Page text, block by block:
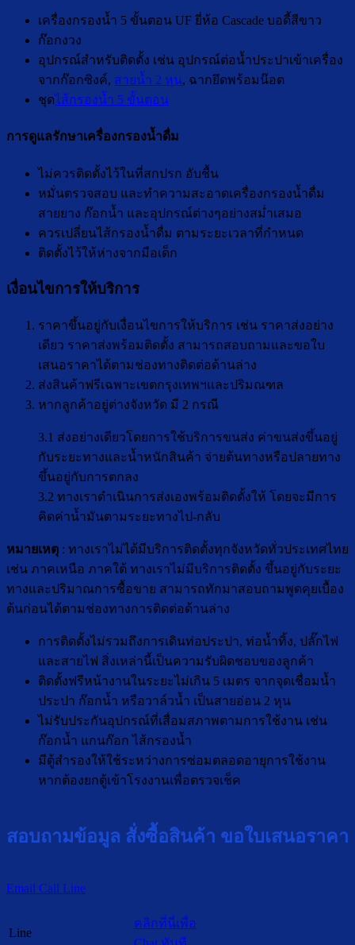
เครื่องกรองน้ำ 5 ขั้นตอน UF ยี่ห้อ Cascade บอดี้สีขาว
ก๊อกงวง
อุปกรณ์สำหรับติดตั้ง เช่น อุปกรณ์ต่อน้ำประปาเข้าเครื่อง
จากก๊อกซิงค์, สายน้ำ 2 หุน, ฉากยึดพร้อมน๊อต
ชุดไส้กรองน้ำ 5 ขั้นตอน
การดูแลรักษาเครื่องกรองน้ำดื่ม
ไม่ควรติดตั้งไว้ในที่สกปรก อับชื้น
หมั่นตรวจสอบ และทำความสะอาดเครื่องกรองน้ำดื่ม
สายยาง ก๊อกน้ำ และอุปกรณ์ต่างๆอย่างสม่ำเสมอ
ควรเปลี่ยนไส้กรองน้ำดื่ม ตามระยะเวลาที่กำหนด
ติดตั้งไว้ให้ห่างจากมือเด็ก
เงื่อนไขการให้บริการ
ราคาขึ้นอยู่กับเงื่อนไขการให้บริการ เช่น ราคาส่งอย่าง
เดียว ราคาส่งพร้อมติดตั้ง สามารถสอบถามและขอใบ
เสนอราคาได้ตามช่องทางติดต่อด้านล่าง
ส่งสินค้าฟรีเฉพาะเขตกรุงเทพฯและปริมณฑล
หากลูกค้าอยู่ต่างจังหวัด มี 2 กรณี
3.1 ส่งอย่างเดียวโดยการใช้บริการขนส่ง ค่าขนส่งขึ้นอยู่
กับระยะทางและน้ำหนักสินค้า จ่ายต้นทางหรือปลายทาง
ขึ้นอยู่กับการตกลง
3.2 ทางเราดำเนินการส่งเองพร้อมติดตั้งให้ โดยจะมีการ
คิดค่าน้ำมันตามระยะทางไป-กลับ
หมายเหตุ : ทางเราไม่ได้มีบริการติดตั้งทุกจังหวัดทั่วประเทศไทย
เช่น ภาคเหนือ ภาคใต้ ทางเราไม่มีบริการติดตั้ง ขึ้นอยู่กับระยะ
ทางและปริมาณการซื้อขาย สามารถทักมาสอบถามพูดคุยเบื้อง
ต้นก่อนได้ตามช่องทางการติดต่อด้านล่าง
การติดตั้งไม่รวมถึงการเดินท่อประปา, ท่อน้ำทิ้ง, ปลั๊กไฟ
และสายไฟ สิ่งเหล่านี้เป็นความรับผิดชอบของลูกค้า
ติดตั้งฟรีหน้างานในระยะไม่เกิน 5 เมตร จากจุดเชื่อมน้ำ
ประปา ก๊อกน้ำ หรือวาล์วน้ำ เป็นสายอ่อน 2 หุน
ไม่รับประกันอุปกรณ์ที่เสื่อมสภาพตามการใช้งาน เช่น
ก๊อกน้ำ แกนก๊อก ไส้กรองน้ำ
มีตู้สำรองให้ใช้ระหว่างการซ่อมตลอดอายุการใช้งาน
หากต้องยกตู้เข้าโรงงานเพื่อตรวจเช็ค
สอบถามข้อมูล สั่งซื้อสินค้า ขอใบเสนอราคา
Email Call Line
Line
คลิกที่นี่เพื่อ